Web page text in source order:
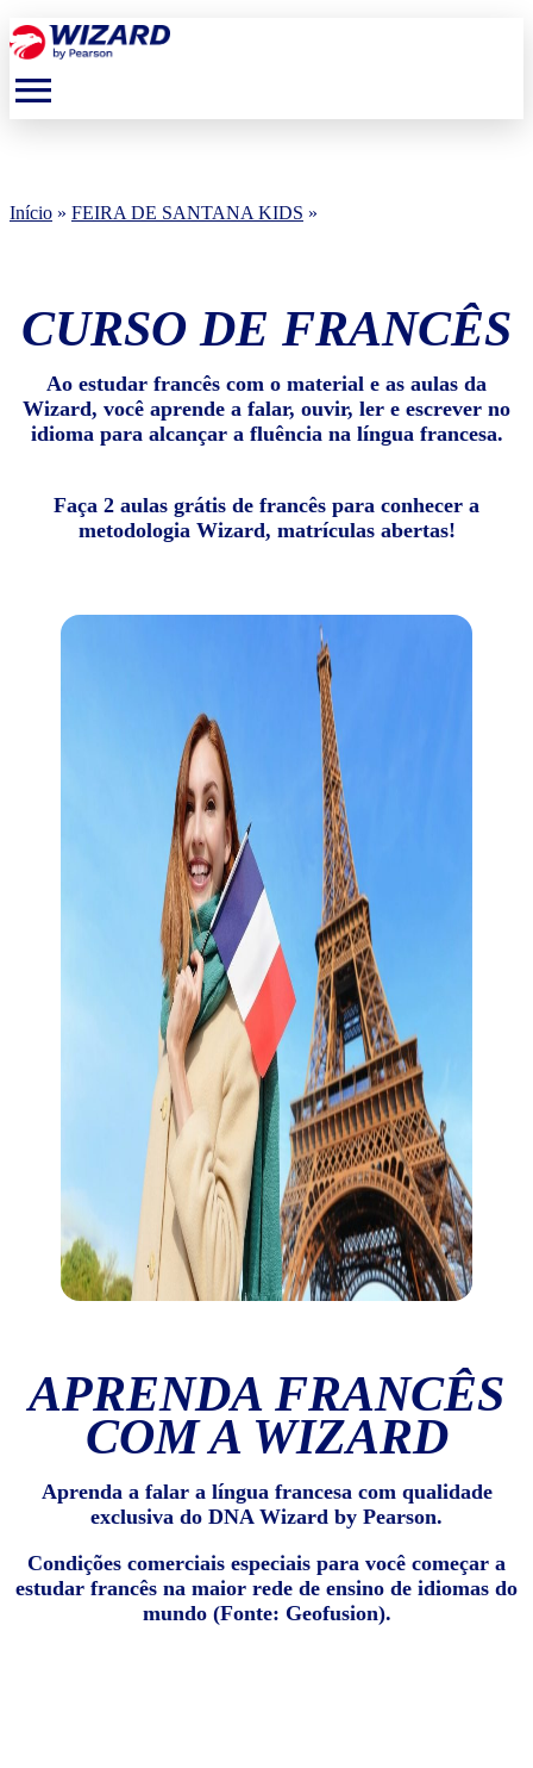
menu
Início » FEIRA DE SANTANA KIDS »
CURSO DE FRANCÊS
Ao estudar francês com o material e as aulas da
Wizard, você aprende a falar, ouvir, ler e escrever no
idioma para alcançar a fluência na língua francesa.
Faça 2 aulas grátis de francês para conhecer a
metodologia Wizard, matrículas abertas!
APRENDA FRANCÊS
COM A WIZARD
Aprenda a falar a língua francesa com qualidade
exclusiva do DNA Wizard by Pearson.
Condições comerciais especiais para você começar a
estudar francês na maior rede de ensino de idiomas do
mundo (Fonte: Geofusion).